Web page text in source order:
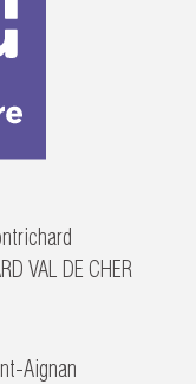
VAL DE CHER
Aignan